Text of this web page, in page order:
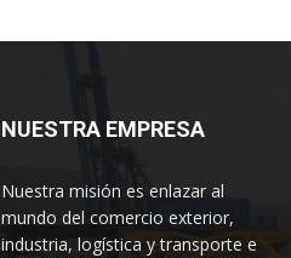
NUESTRA EMPRESA
Nuestra misión es enlazar al
mundo del comercio exterior,
industria, logística y transporte e